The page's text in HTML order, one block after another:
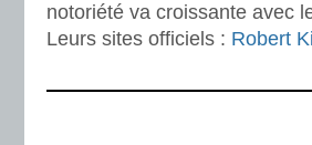
notoriété va croissante avec
Leurs sites officiels : Robert